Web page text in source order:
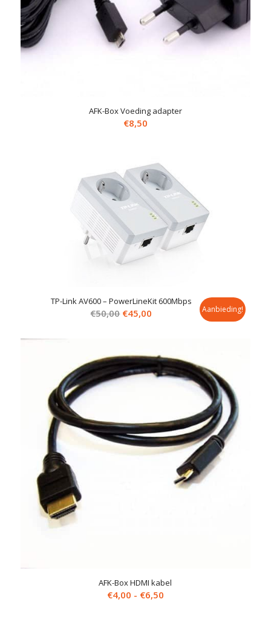
AFK-Box Voeding adapter
€8,50
TP-Link AV600 – PowerLineKit 600Mbps
€50,00 Oorspronkelijke
€50,00.
€45,00
€45,00.
Aanbieding!
AFK-Box HDMI kabel
€4,00 - €6,50Prijsklasse: